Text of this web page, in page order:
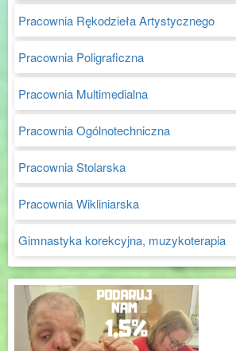
Pracownia Rękodzieła Artystycznego
Pracownia Poligraficzna
Pracownia Multimedialna
Pracownia Ogólnotechniczna
Pracownia Stolarska
Pracownia Wikliniarska
Gimnastyka korekcyjna, muzykoterapia